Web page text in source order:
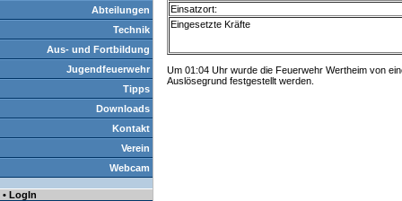
Abteilungen
Technik
Aus- und Fortbildung
Jugendfeuerwehr
Tipps
Downloads
Kontakt
Verein
Webcam
• LogIn
Einsatzort:
Eingesetzte Kräfte
Um 01:04 Uhr wurde die Feuerwehr Wertheim von
Auslösegrund festgestellt werden.